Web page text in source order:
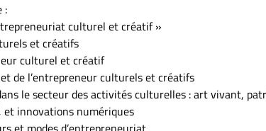
:
culturel et créatif »
et créatifs
culturel et créatif
de l’entrepreneur culturels et créatifs
le secteur des activités culturelles : art vivant,
innovations numériques